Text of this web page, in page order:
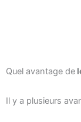
Quel avantage de
Il y a plusieurs